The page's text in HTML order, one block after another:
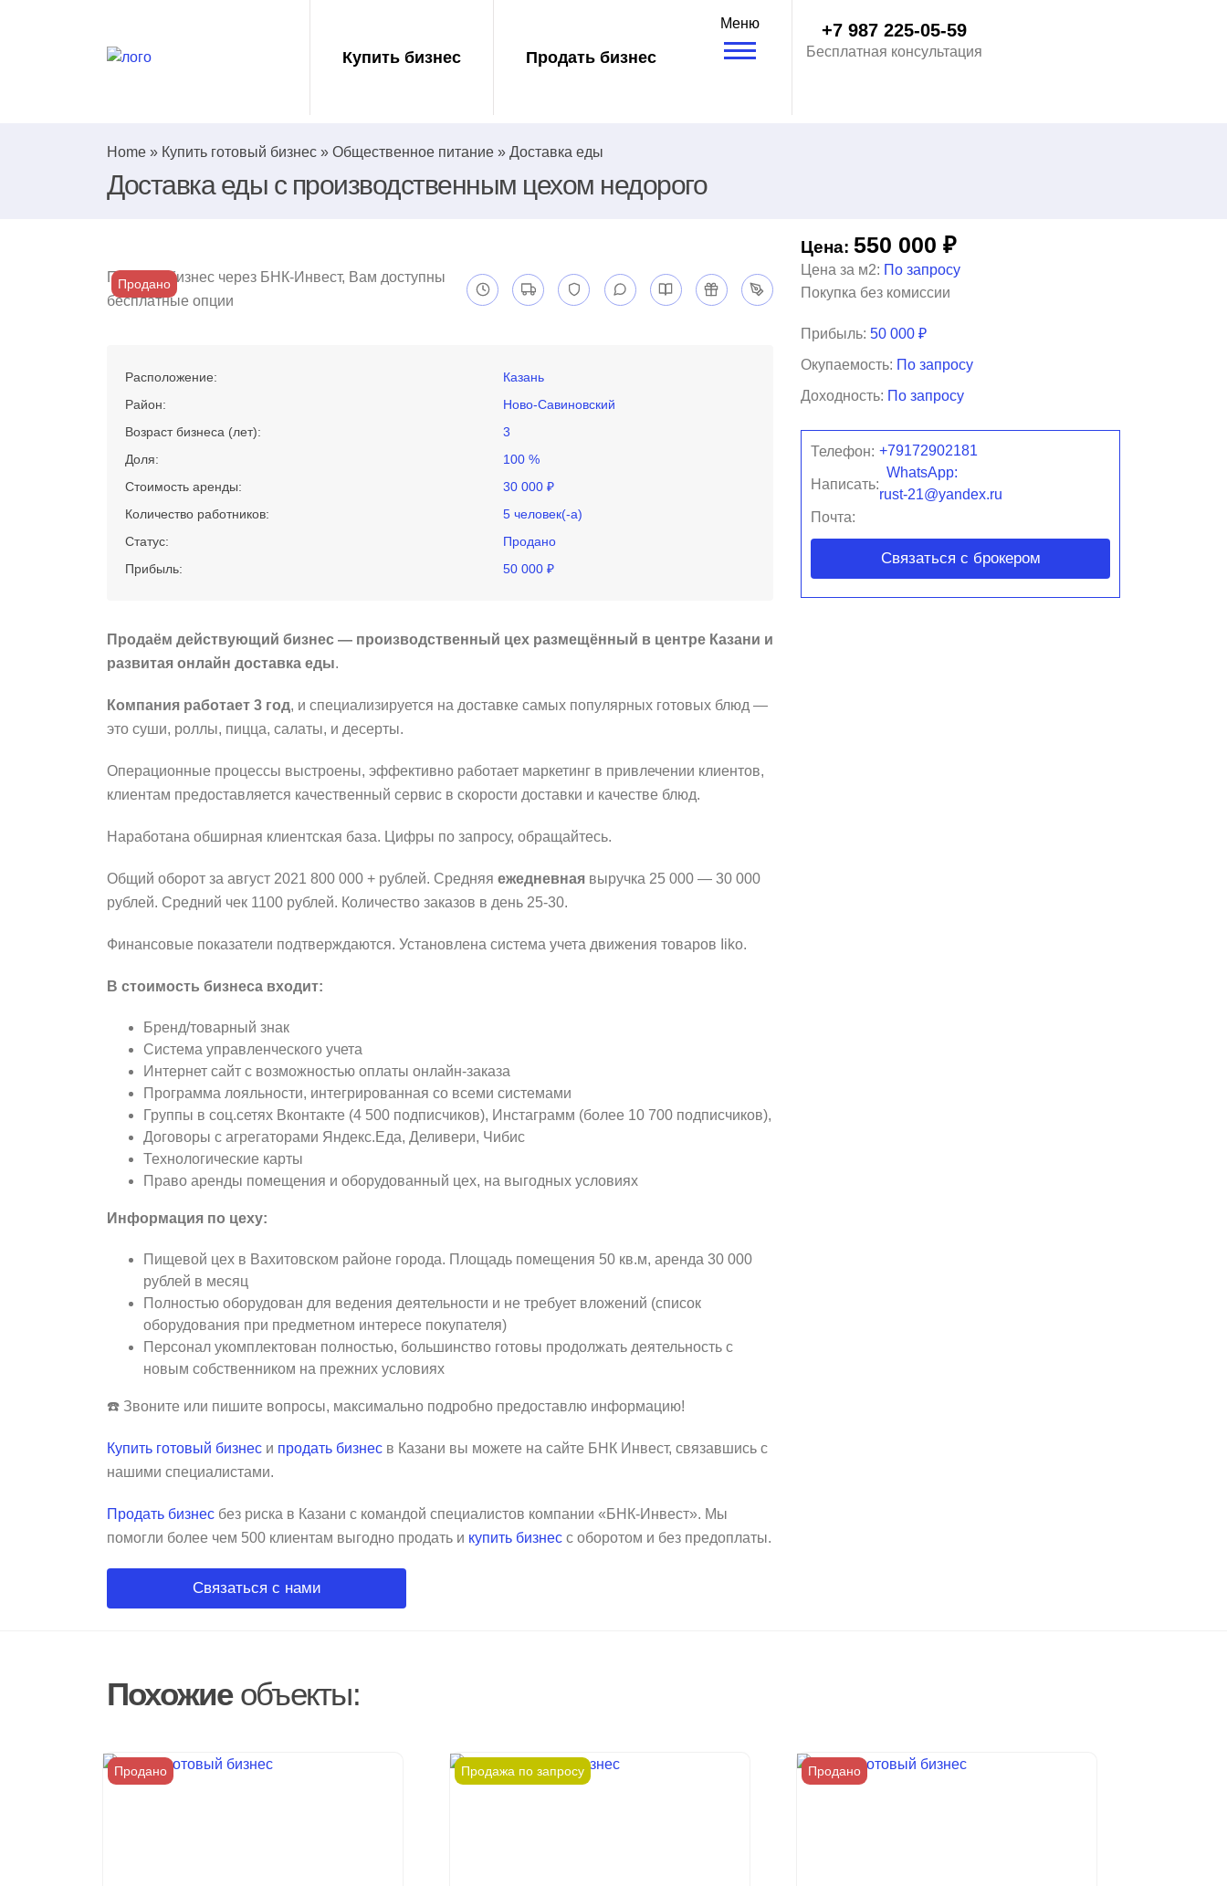
Купить бизнес Продать бизнес
Меню +7 987 225-05-59
Бесплатная консультация
Home » Купить готовый бизнес » Общественное питание » Доставка еды
Доставка еды с производственным цехом недорого
Продано
Покупая бизнес через БНК-Инвест, Вам доступны
бесплатные опции
Расположение:
Казань
Район:
Ново-Савиновский
Возраст бизнеса (лет):
3
Доля:
100 %
Стоимость аренды:
30 000 ₽
Количество работников:
5 человек(-а)
Статус:
Продано
Прибыль:
50 000 ₽
Продаём действующий бизнес — производственный цех размещённый в центре Казани и
развитая онлайн доставка еды.
Компания работает 3 год, и специализируется на доставке самых популярных готовых блюд —
это суши, роллы, пицца, салаты, и десерты.
Операционные процессы выстроены, эффективно работает маркетинг в привлечении клиентов,
клиентам предоставляется качественный сервис в скорости доставки и качестве блюд.
Наработана обширная клиентская база. Цифры по запросу, обращайтесь.
Общий оборот за август 2021 800 000 + рублей. Средняя ежедневная выручка 25 000 — 30 000
рублей. Средний чек 1100 рублей. Количество заказов в день 25-30.
Финансовые показатели подтверждаются. Установлена система учета движения товаров Iiko.
В стоимость бизнеса входит:
Бренд/товарный знак
Система управленческого учета
Интернет сайт с возможностью оплаты онлайн-заказа
Программа лояльности, интегрированная со всеми системами
Группы в соц.сетях Вконтакте (4 500 подписчиков), Инстаграмм (более 10 700 подписчиков),
Договоры с агрегаторами Яндекс.Еда, Деливери, Чибис
Технологические карты
Право аренды помещения и оборудованный цех, на выгодных условиях
Информация по цеху:
Пищевой цех в Вахитовском районе города. Площадь помещения 50 кв.м, аренда 30 000
рублей в месяц
Полностью оборудован для ведения деятельности и не требует вложений (список
оборудования при предметном интересе покупателя)
Персонал укомплектован полностью, большинство готовы продолжать деятельность с
новым собственником на прежних условиях
☎️ Звоните или пишите вопросы, максимально подробно предоставлю информацию!
Купить готовый бизнес и продать бизнес в Казани вы можете на сайте БНК Инвест, связавшись с
нашими специалистами.
Продать бизнес без риска в Казани с командой специалистов компании «БНК-Инвест». Мы
помогли более чем 500 клиентам выгодно продать и купить бизнес с оборотом и без предоплаты.
Цена: 550 000 ₽
Цена за м2: По запросу
Покупка без комиссии
Прибыль: 50 000 ₽
Окупаемость: По запросу
Доходность: По запросу
Телефон:
Написать:
Почта:
+79172902181
WhatsApp:
rust-21@yandex.ru
Связаться с брокером
Связаться с нами
Похожиеобъекты:
Продано Продажа по запросу Продано